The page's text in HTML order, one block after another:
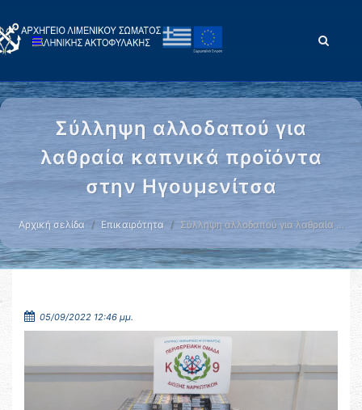
Σύλληψη αλλοδαπού για
λαθραία καπνικά προϊόντα
στην Ηγουμενίτσα
Αρχική σελίδα Επικαιρότητα Σύλληψη αλλοδαπού για λαθραία …
05/09/2022 12:46 μμ.